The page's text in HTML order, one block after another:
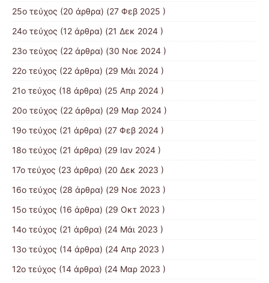
25ο τεύχος (20 άρθρα) (27 Φεβ 2025 )
24ο τεύχος (12 άρθρα) (21 Δεκ 2024 )
23ο τεύχος (22 άρθρα) (30 Νοε 2024 )
22ο τεύχος (22 άρθρα) (29 Μάι 2024 )
21o τεύχος (18 άρθρα) (25 Απρ 2024 )
20ο τεύχος (22 άρθρα) (29 Μαρ 2024 )
19ο τεύχος (21 άρθρα) (27 Φεβ 2024 )
18ο τεύχος (21 άρθρα) (29 Ιαν 2024 )
17o τεύχος (23 άρθρα) (20 Δεκ 2023 )
16ο τεύχος (28 άρθρα) (29 Νοε 2023 )
15ο τεύχος (16 άρθρα) (29 Οκτ 2023 )
14ο τεύχος (21 άρθρα) (24 Μάι 2023 )
13ο τεύχος (14 άρθρα) (24 Απρ 2023 )
12ο τεύχος (14 άρθρα) (24 Μαρ 2023 )